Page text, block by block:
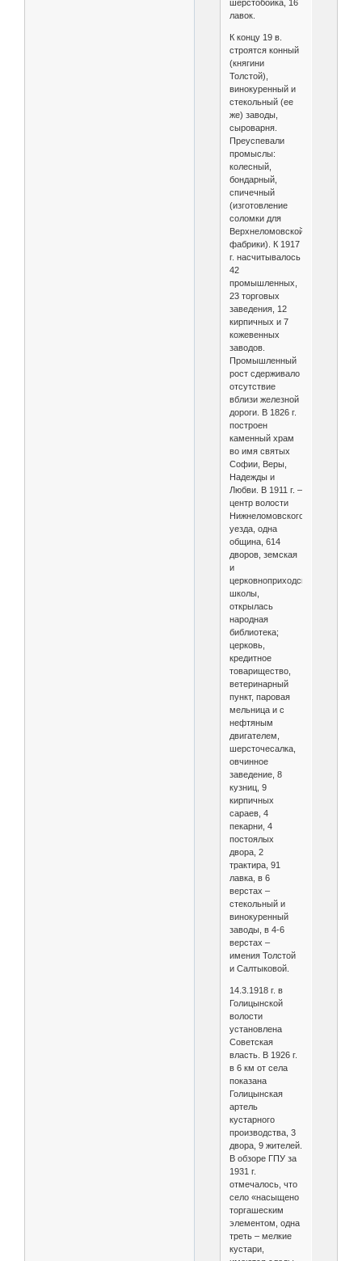
шерстобойка, 16
лавок.
К концу 19 в.
строятся конный
(княгини
Толстой),
винокуренный и
стекольный (ее
же) заводы,
сыроварня.
Преуспевали
промыслы:
колесный,
бондарный,
спичечный
(изготовление
соломки для
Верхнеломовской
фабрики). К 1917
г. насчитывалось
42
промышленных,
23 торговых
заведения, 12
кирпичных и 7
кожевенных
заводов.
Промышленный
рост сдерживало
отсутствие
вблизи железной
дороги. В 1826 г.
построен
каменный храм
во имя святых
Софии, Веры,
Надежды и
Любви. В 1911 г. –
центр волости
Нижнеломовского
уезда, одна
община, 614
дворов, земская
и
церковноприходская
школы,
открылась
народная
библиотека;
церковь,
кредитное
товарищество,
ветеринарный
пункт, паровая
мельница и с
нефтяным
двигателем,
шерсточесалка,
овчинное
заведение, 8
кузниц, 9
кирпичных
сараев, 4
пекарни, 4
постоялых
двора, 2
трактира, 91
лавка, в 6
верстах –
стекольный и
винокуренный
заводы, в 4-6
верстах –
имения Толстой
и Салтыковой.
14.3.1918 г. в
Голицынской
волости
установлена
Советская
власть. В 1926 г.
в 6 км от села
показана
Голицынская
артель
кустарного
производства, 3
двора, 9 жителей.
В обзоре ГПУ за
1931 г.
отмечалось, что
село «насыщено
торгашеским
элементом, одна
треть – мелкие
кустари,